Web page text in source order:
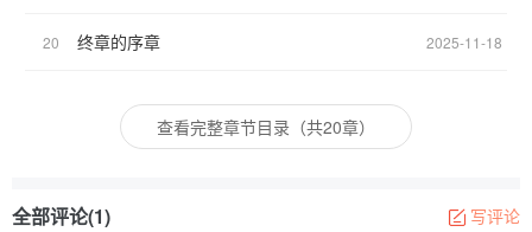
20 终章的序章 2025-11-18
查看完整章节目录（共20章）
全部评论(1) 写评论